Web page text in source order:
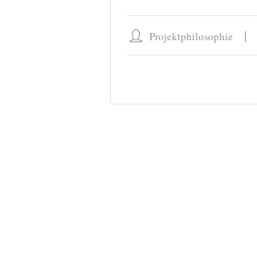
Projektphilosophie